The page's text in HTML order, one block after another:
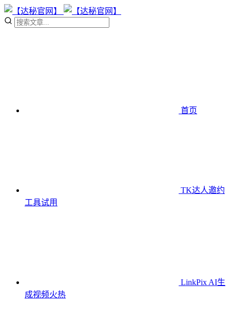
首页
TK达人邀约
工具试用
LinkPix AI生
成视频火热